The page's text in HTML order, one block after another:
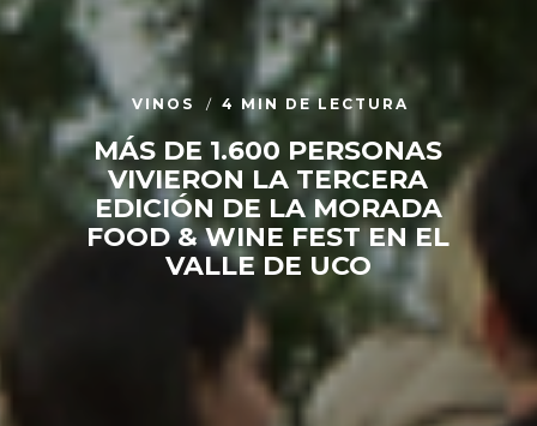
VINOS 4 MIN DE LECTURA
MÁS DE 1.600 PERSONAS
VIVIERON LA TERCERA
EDICIÓN DE LA MORADA
FOOD & WINE FEST EN EL
VALLE DE UCO